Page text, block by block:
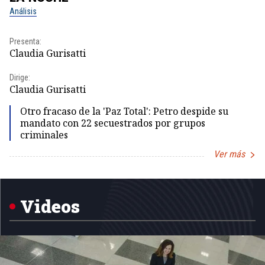
Análisis
Presenta:
Claudia Gurisatti
Dirige:
Claudia Gurisatti
Otro fracaso de la 'Paz Total': Petro despide su
mandato con 22 secuestrados por grupos
criminales
Ver más
1
Videos